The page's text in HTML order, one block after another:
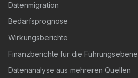
Datenmigration
Bedarfsprognose
Wirkungsberichte
Finanzberichte für die Führungsebene
Datenanalyse aus mehreren Quellen